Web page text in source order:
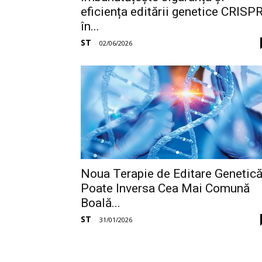
eficiența editării genetice
în...
ST - 02/06/2026
Noua Terapie de Editare Genetică
Poate Inversa Cea Mai Comună
Boală...
ST - 31/01/2026